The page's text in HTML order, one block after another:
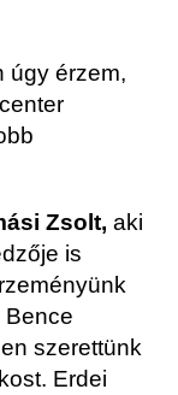
úgy érzem,
Zsolt, aki
is
Bence
szerettünk
Erdei